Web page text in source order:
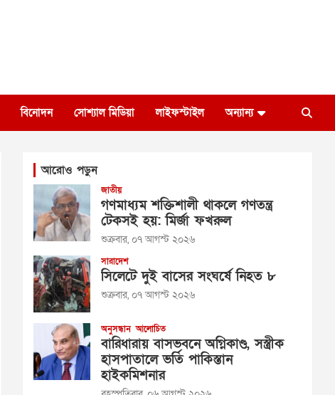
বিনোদন সোশ্যাল মিডিয়া লাইফস্টাইল অন্যান্য
আরোও পড়ুন
জাতীয়
গণমাধ্যম শক্তিশালী থাকলে গণতন্ত্র
টেকসই হয়: মির্জা ফখরুল
শুক্রবার, ০৭ আগস্ট ২০২৬
সারাদেশ
সিলেটে দুই বাসের সংঘর্ষে নিহত ৮
শুক্রবার, ০৭ আগস্ট ২০২৬
অনুসন্ধান আলোচিত
বারিধারায় বাসভবনে অগ্নিকাণ্ড, সস্ত্রীক
হাসপাতালে ভর্তি পাকিস্তান
হাইকমিশনার